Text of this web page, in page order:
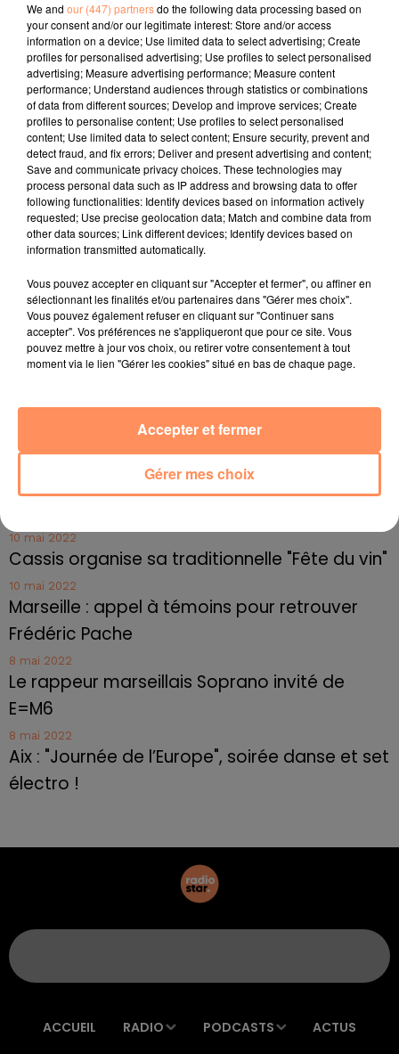
l’astéroïde 1994 PC1, est trois fois plus grand que la
tour Eiffel et pourrait accueillir environ dix terrains de
football. L’absence de risque de collision est également
confirmée par les données existantes. Selon le Jet
Propulsion Laboratory (JPL) de la Nasa, l’astéroïde
passera à une distance de 0,01325 unité astronomique,
soit environ… 1,93 million de kilomètres de la Terre. À
titre de comparaison c’est près de cinq fois la distance
moyenne entre la Terre et la Lune.
Crédit photo : European Space Agency
fil actus
4 juillet 2022
Radio Star Live avec Dadju
27 juin 2022
Marseille : une application pour mettre en
Le cocholed pour jouer à la pétanque
jusqu'au bout de la nuit !
10 mai 2022
Cassis organise sa traditionnelle "Fête du vin"
10 mai 2022
Marseille : appel à témoins pour retrouver
Frédéric Pache
8 mai 2022
Le rappeur marseillais Soprano invité de
E=M6
8 mai 2022
Aix : "Journée de l’Europe", soirée danse et set
électro !
ACCUEIL RADIO PODCASTS ACTUS
We and our (447) partnersdo the following data processing based on
your consent and/or our legitimate interest: Store and/or access
information on a device; Use limited data to select advertising; Create
profiles for personalised advertising; Use profiles to select personalised
advertising; Measure advertising performance; Measure content
performance; Understand audiences through statistics or combinations
of data from different sources; Develop and improve services; Create
profiles to personalise content; Use profiles to select personalised
content; Use limited data to select content; Ensure security, prevent and
detect fraud, and fix errors; Deliver and present advertising and content;
Save and communicate privacy choices. These technologies may
process personal data such as IP address and browsing data to offer
following functionalities: Identify devices based on information actively
requested; Use precise geolocation data; Match and combine data from
other data sources; Link different devices; Identify devices based on
information transmitted automatically.
Vous pouvez accepter en cliquant sur "Accepter et fermer", ou affiner en
sélectionnant les finalités et/ou partenaires dans "Gérer mes choix".
Vous pouvez également refuser en cliquant sur "Continuer sans
accepter". Vos préférences ne s'appliqueront que pour ce site. Vous
pouvez mettre à jour vos choix, ou retirer votre consentement à tout
moment via le lien "Gérer les cookies" situé en bas de chaque page.
Gérer mes choix
Accepter et fermer